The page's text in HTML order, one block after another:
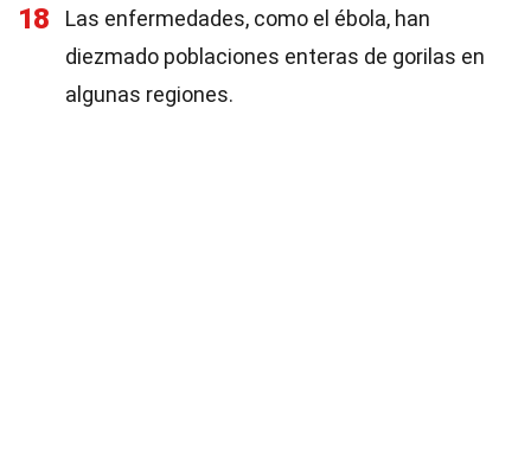
18
Las enfermedades, como el ébola, han
diezmado poblaciones enteras de gorilas en
algunas regiones.